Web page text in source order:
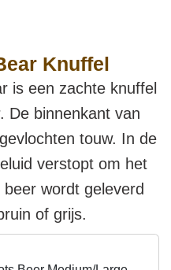
Knuffel
is een zachte knuffel
De binnenkant van
touw. In de
verstopt om het
wordt geleverd
of grijs.